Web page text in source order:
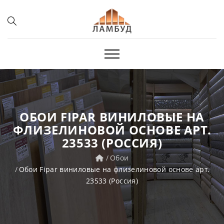
ОБОИ FIPAR ВИНИЛОВЫЕ НА
ФЛИЗЕЛИНОВОЙ ОСНОВЕ АРТ.
23533 (РОССИЯ)
Обои
Обои Fipar виниловые на флизелиновой основе арт.
23533 (Россия)